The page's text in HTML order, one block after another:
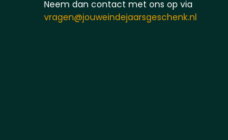
Neem dan contact met ons op via
vragen@jouweindejaarsgeschenk.nl